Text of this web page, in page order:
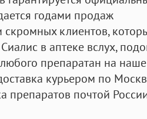
годами продаж
скромных клиентов,
в аптеке вслух,
препаратан на
курьером по
препаратов почтой